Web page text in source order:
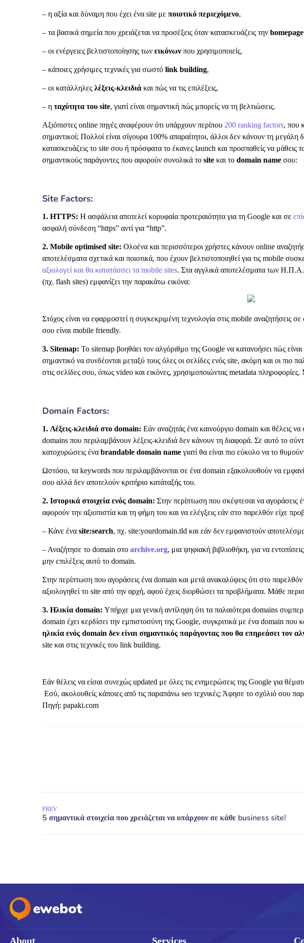
– η αξία και δύναμη που έχει ένα site με ποιοτικό περιεχόμενο,
– τα βασικά σημεία που χρειάζεται να προσέξεις όταν κατασκευάζεις την homepage
– οι ενέργειες βελτιστοποίησης των εικόνων που χρησιμοποιείς,
– κάποιες χρήσιμες τεχνικές για σωστό link building,
– οι κατάλληλες λέξεις-κλειδιά και πώς να τις επιλέξεις,
– η ταχύτητα του site, γιατί είναι σημαντική πώς μπορείς να τη βελτιώσεις.
Αξιόπιστες online πηγές αναφέρουν ότι υπάρχουν περίπου 200 ranking factors, που
σημαντικοί; Πολλοί είναι σίγουρα 100% απαραίτητοι, άλλοι δεν κάνουν τη
κατασκευάζεις το site σου ή πρόσφατα το έκανες launch και προσπαθείς να
σημαντικούς παράγοντες που αφορούν συνολικά το site και το domain name σου:
Site Factors:
1. HTTPS: Η ασφάλεια αποτελεί κορυφαία προτεραιότητα για τη Google και σε
ασφαλή σύνδεση “https” αντί για “http”.
2. Mobile optimised site: Ολοένα και περισσότεροι χρήστες κάνουν online
αποτελέσματα σχετικά και ποιοτικά, που έχουν βελτιστοποιηθεί για τις mobile
αξιολογεί και θα κατατάσσει τα mobile sites. Στα αγγλικά αποτελέσματα των Η.Π.Α.,
(πχ. flash sites) εμφανίζει την παρακάτω εικόνα:
Στόχος είναι να εφαρμοστεί η συγκεκριμένη τεχνολογία στις mobile αναζητήσεις
σου είναι mobile friendly.
3. Sitemap: Το sitemap βοηθάει τον αλγόριθμο της Google να κατανοήσει πώς
σημαντικό να συνδέονται μεταξύ τους όλες οι σελίδες ενός site, ακόμη και οι πιο
στις σελίδες σου, όπως video και εικόνες, χρησιμοποιώντας metadata
Domain Factors:
1. Λέξεις-κλειδιά στο domain: Εάν αναζητάς ένα καινούργιο domain και θέλεις
domains που περιλαμβάνουν λέξεις-κλειδιά δεν κάνουν τη διαφορά. Σε αυτό το
κατοχυρώσεις ένα brandable domain name γιατί θα είναι πιο εύκολο να το
Ωστόσο, τα keywords που περιλαμβάνονται σε ένα domain εξακολουθούν να
σου αλλά δεν αποτελούν κριτήριο κατάταξής του.
2. Ιστορικά στοιχεία ενός domain: Στην περίπτωση που σκέφτεσαι να αγοράσεις
αφορούν την αξιοπιστία και τη φήμη του και να ελέγξεις εάν στο παρελθόν είχε
– Κάνε ένα site:search, πχ. site:yourdomain.tld και εάν δεν εμφανιστούν
– Αναζήτησε το domain στο archive.org, μια ψηφιακή βιβλιοθήκη, για να
μην επιλέξεις αυτό το domain.
Στην περίπτωση που αγοράσεις ένα domain και μετά ανακαλύψεις ότι στο
αξιολογηθεί το site από την αρχή, αφού έχεις διορθώσει τα προβλήματα. Μάθε
3. Ηλικία domain: Υπήρχε μια γενική αντίληψη ότι τα παλαιότερα domains
domain έχει κερδίσει την εμπιστοσύνη της Google, συγκριτικά με ένα domain
ηλικία ενός domain δεν είναι σημαντικός παράγοντας που θα επηρεάσει τον
site και στις τεχνικές του link building.
Εάν θέλεις να είσαι συνεχώς updated με όλες τις ενημερώσεις της Google για
Εσύ, ακολουθείς κάποιες από τις παραπάνω seo τεχνικές; Άφησε το σχόλιό σου
Πηγή: papaki.com
PREV
About Services